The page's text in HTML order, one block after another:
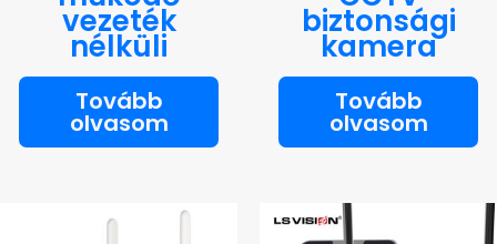
vezeték
nélküli
Tovább
olvasom
biztonsági
kamera
Tovább
olvasom